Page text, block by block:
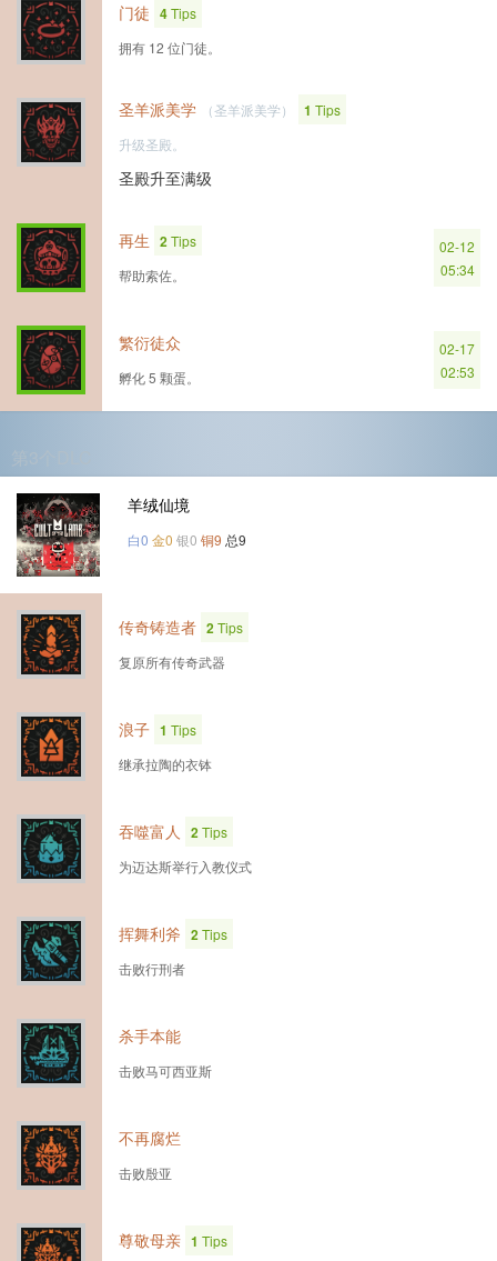
门徒 4Tips
拥有 12 位门徒。
圣羊派美学 （圣羊派美学） 1 Tips
升级圣殿。
圣殿升至满级
再生 2Tips
帮助索佐。
02-12
05:34
繁衍徒众
孵化 5 颗蛋。
02-17
02:53
羊绒仙境
白0 金0 银0 铜9 总9
传奇铸造者 2Tips
复原所有传奇武器
浪子 1 Tips
继承拉陶的衣钵
吞噬富人 2Tips
为迈达斯举行入教仪式
挥舞利斧 2Tips
击败行刑者
杀手本能
击败马可西亚斯
不再腐烂
击败殷亚
尊敬母亲 1 Tips